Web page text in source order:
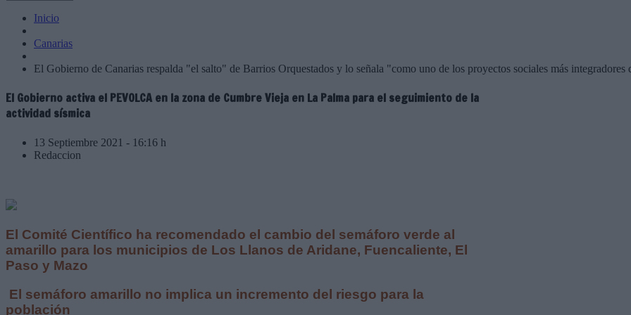
Inicio
Canarias
El Gobierno de Canarias respalda "el salto" de Barrios Orquestados y lo señala "como uno de los proyectos sociales más integradores
El Gobierno activa el PEVOLCA en la zona de Cumbre Vieja en La Palma para el seguimiento de la
actividad sísmica
13 Septiembre 2021 - 16:16 h
Redaccion
El Comité Científico ha recomendado el cambio del semáforo verde al
amarillo para los municipios de Los Llanos de Aridane, Fuencaliente, El
Paso y Mazo
El semáforo amarillo no implica un incremento del riesgo para la
población